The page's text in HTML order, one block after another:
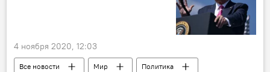
4 ноября 2020, 12:03
Все новости Мир
Политика